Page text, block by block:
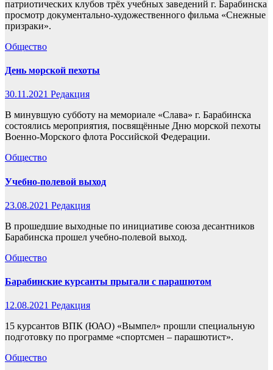
патриотических клубов трёх учебных заведений г. Барабинска
просмотр документально-художественного фильма «Снежные
призраки».
Общество
День морской пехоты
30.11.2021 Редакция
В минувшую субботу на мемориале «Слава» г. Барабинска
состоялись мероприятия, посвящённые Дню морской пехоты
Военно-Морского флота Российской Федерации.
Общество
Учебно-полевой выход
23.08.2021 Редакция
В прошедшие выходные по инициативе союза десантников
Барабинска прошел учебно-полевой выход.
Общество
Барабинские курсанты прыгали с парашютом
12.08.2021 Редакция
15 курсантов ВПК (ЮАО) «Вымпел» прошли специальную
подготовку по программе «спортсмен – парашютист».
Общество